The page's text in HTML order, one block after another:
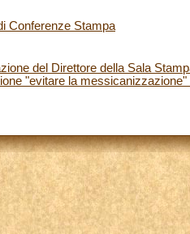
Conferenze Stampa
del Direttore della Sala
"evitare la